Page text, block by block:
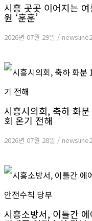
시흥 곳곳 이어지는
원 ‘훈훈’
2026년 07월 29일 /
시흥시의회, 축하 화
회 온기 전해
2026년 07월 28일 /
시흥소방서, 이틀간